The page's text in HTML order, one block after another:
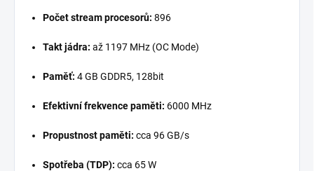
Počet stream procesorů: 896
Takt jádra: až 1197 MHz (OC Mode)
Paměť: 4 GB GDDR5, 128bit
Efektivní frekvence paměti: 6000 MHz
Propustnost paměti: cca 96 GB/s
Spotřeba (TDP): cca 65 W